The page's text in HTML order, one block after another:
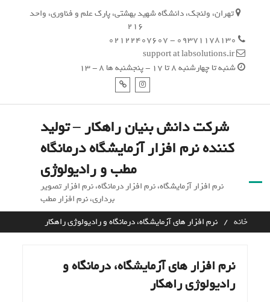
تهران، ولنجک، دانشگاه شهید بهشتی، پارک علم و فناوری، واحد
216
support at labsolutions.ir
شنبه تا چهارشنبه 8 تا 17 - پنجشنبه ها 8 - 13
شرکت دانش بنیان راهکار – تولید
کننده نرم افزار آزمایشگاه درمانگاه
مطب و رادیولوژی
نرم افزار آزمایشگاه، نرم افزار درمانگاه، نرم افزار تصویر
برداری، نرم افزار مطب
خانه
نرم افزار های آزمایشگاه، درمانگاه و رادیولوژی راهکار
نرم افزار های آزمایشگاه، درمانگاه و
رادیولوژی راهکار